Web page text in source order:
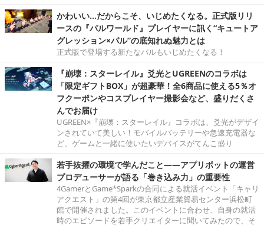
かわいい…だからこそ、いじめたくなる。正式版リリ
ースの『パルワールド』プレイヤーに訊く“キュートア
グレッション×パル”の底知れぬ魅力とは
正式版で登場する新たなパルもいじめたくなる！
『崩壊：スターレイル』爻光とUGREENのコラボは
「限定ギフトBOX」が超豪華！全6商品に使える5％オ
フクーポンやコスプレイヤー撮影会など、盛りだくさ
んでお届け
UGREEN×『崩壊：スターレイル』コラボは、爻光がデザイ
ンされていて美しい！モバイルバッテリーや急速充電器な
ど、ゲームと一緒に使いたいデバイスがてんこ盛り
若手抜擢の環境で学んだこと――アプリボットの運営
プロデューサーが語る「巻き込み力」の重要性
4GamerとGame*Sparkの合同による就活イベント「キャリ
アクエスト」の第4回が東京都立産業貿易センター浜松町
館で開催されました。このイベントに合わせ、自身の就活
時のエピソードを若手クリエイターに聞いてみたので、そ